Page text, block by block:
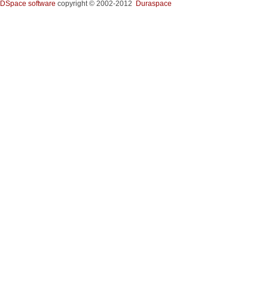
DSpace software copyright © 2002-2012 Duraspace